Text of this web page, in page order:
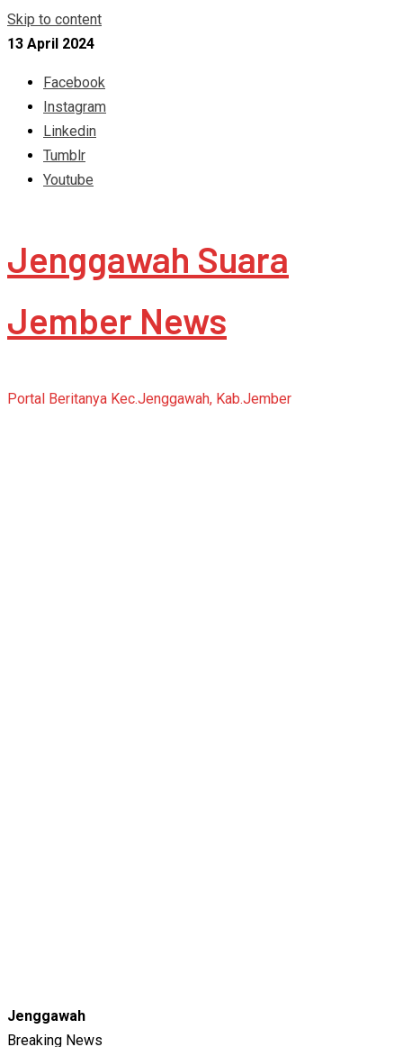
Skip to content
13 April 2024
Facebook
Instagram
Linkedin
Tumblr
Youtube
Jenggawah Suara
Jember News
Portal Beritanya Kec.Jenggawah, Kab.Jember
Jenggawah
Breaking News